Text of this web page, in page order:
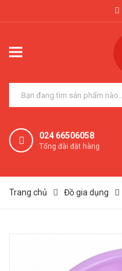
024 66506058
Tổng đài đặt hàng
Trang chủ Đồ gia dụng